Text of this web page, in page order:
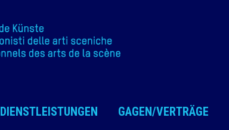
DIENSTLEISTUNGEN GAGEN/VERTRÄGE